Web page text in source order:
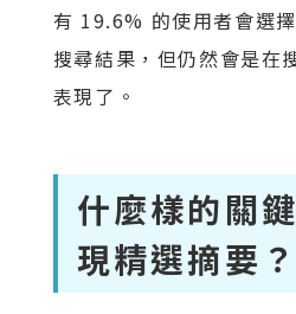
有 19.6% 的使用者會選
搜尋結果，但仍然會是在
表現了。
什麼樣的關
現精選摘要？